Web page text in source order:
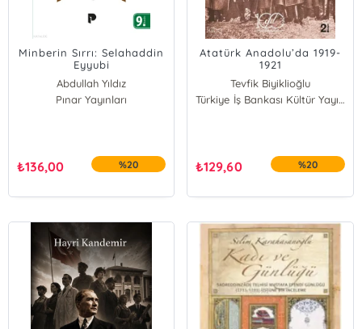
Minberin Sırrı: Selahaddin
Eyyubi
Abdullah Yıldız
Pınar Yayınları
₺136,00 %20
Atatürk Anadolu’da 1919-
1921
Tevfik Biyiklioğlu
Türkiye İş Bankası Kültür Yayınları
₺129,60 %20